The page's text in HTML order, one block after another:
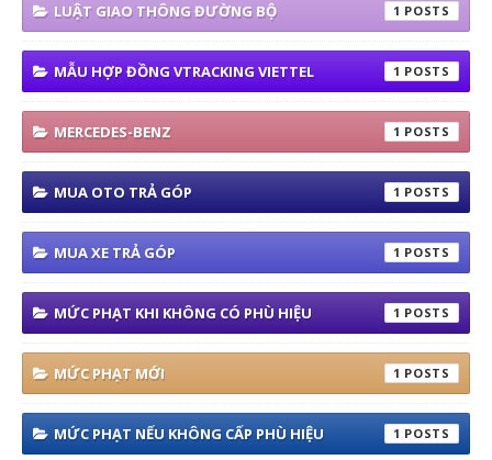
LUẬT GIAO THÔNG ĐƯỜNG BỘ 1
MẪU HỢP ĐỒNG VTRACKING VIETTEL 1
MERCEDES-BENZ 1
MUA OTO TRẢ GÓP 1
MUA XE TRẢ GÓP 1
MỨC PHẠT KHI KHÔNG CÓ PHÙ HIỆU 1
MỨC PHẠT MỚI 1
MỨC PHẠT NẾU KHÔNG CẤP PHÙ HIỆU 1